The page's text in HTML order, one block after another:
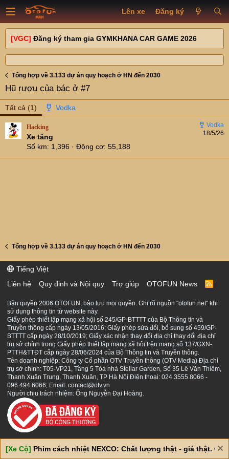
Lên xe Đăng ký
[VGC] Đăng ký tham gia GYMKHANA CAR GAME 2026
Tổng hợp về 3.133 dự án quy hoạch ở HN đến 2030
Hũ rượu của bác ở #7
Tất cả (1)
18/5/26
Hacking
Xe tăng
Số km
1,396 Động cơ 55,188
Tổng hợp về 3.133 dự án quy hoạch ở HN đến 2030
Tiếng Việt
Liên hệ
Quy định và Nội quy Trợ giúp OTOFUN News
R
S
Bản quyền 2006 OTOFUN, bảo lưu mọi quyền. Ghi rõ nguồn "otofun.net" khi
sử dụng thông tin từ website này.
Giấy phép thiết lập mạng xã hội số 245/GP-BTTTT của Bộ Thông tin và
Truyền thông cấp ngày 13/05/2016; Giấy phép sửa đổi, bổ sung số 459/GP-
BTTTT cấp ngày 28/10/2019; Giấy xác nhận thay đổi địa chỉ thay đổi địa chỉ
trụ sở chính trong Giấy phép thiết lập mạng xã hội trên mạng số 137/GXN-
PTTH&TTĐT cấp ngày 28/06/2024 của Bộ Thông tin và Truyền thông.
Tên doanh nghiệp: Công ty Cổ phần OTV Truyền thông (OTV Media) Địa chỉ
trụ sở chính: T05-VP21, Tầng 5 Tòa nhà Stellar Garden, Số 35 Lê Văn Thiêm,
Thanh Xuân Trung, Thanh Xuân, TP Hà Nội Điện thoại: 024.3555.8066 -
096.494.6066; Email: contact@otv.vn
Người chịu trách nhiệm: Ông Nguyễn Đại Hoàng.
[Xe Cộ] Phim cách nhiệt NEXCO: Chất lượng thật - giá thật. Giá